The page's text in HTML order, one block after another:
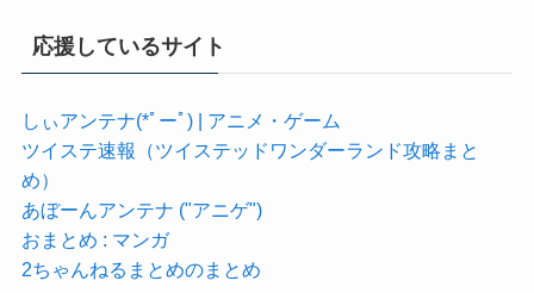
応援しているサイト
しぃアンテナ(*ﾟーﾟ) | アニメ・ゲーム
ツイステ速報（ツイステッドワンダーランド攻略まと
め）
あぼーんアンテナ ("アニゲ")
おまとめ : マンガ
2ちゃんねるまとめのまとめ